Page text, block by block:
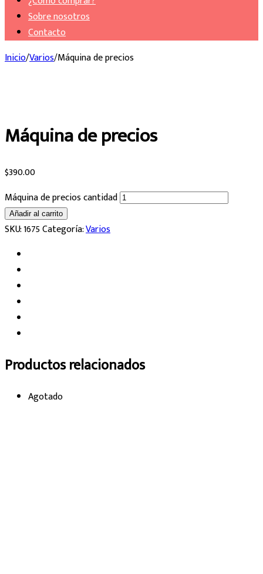
Sobre nosotros
Contacto
Inicio/Varios/Máquina de precios
Máquina de precios
$390.00
Máquina de precios cantidad
Añadir al carrito
SKU:1675Categoría:Varios
Productos relacionados
Agotado